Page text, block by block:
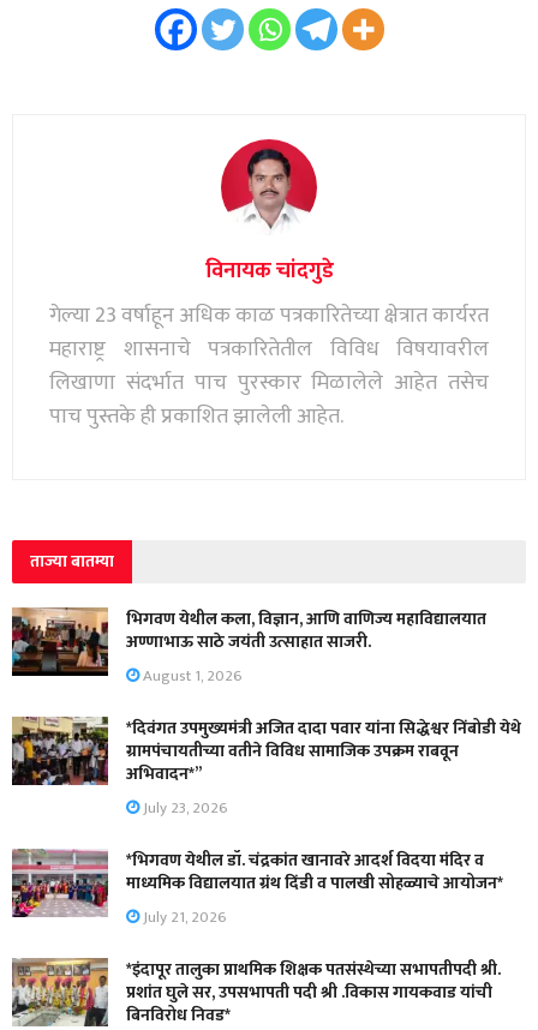
विनायक चांदगुडे
गेल्या 23 वर्षाहून अधिक काळ पत्रकारितेच्या क्षेत्रात कार्यरत
महाराष्ट्र शासनाचे पत्रकारितेतील विविध विषयावरील
लिखाणा संदर्भात पाच पुरस्कार मिळालेले आहेत तसेच
पाच पुस्तके ही प्रकाशित झालेली आहेत.
ताज्या बातम्या
भिगवण येथील कला, विज्ञान, आणि वाणिज्य महाविद्यालयात
अण्णाभाऊ साठे जयंती उत्साहात साजरी.
August 1, 2026
*दिवंगत उपमुख्यमंत्री अजित दादा पवार यांना सिद्धेश्वर निंबोडी येथे
ग्रामपंचायतीच्या वतीने विविध सामाजिक उपक्रम राबवून
अभिवादन*”
July 23, 2026
*भिगवण येथील डॉ. चंद्रकांत खानावरे आदर्श विदया मंदिर व
माध्यमिक विद्यालयात ग्रंथ दिंडी व पालखी सोहळ्याचे आयोजन*
July 21, 2026
*इंदापूर तालुका प्राथमिक शिक्षक पतसंस्थेच्या सभापतीपदी श्री.
प्रशांत घुले सर, उपसभापती पदी श्री .विकास गायकवाड यांची
बिनविरोध निवड*